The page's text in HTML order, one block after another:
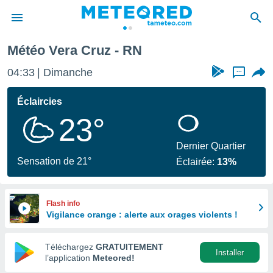
de
Météo Vera Cruz - RN
04:33 Dimanche ...
Éclaircies
23°
Sensation de 21°
Dernier Quartier
Éclairée: 13%
Flash info
Vigilance orange : alerte aux orages violents !
Téléchargez GRATUITEMENT
l’application Meteored!
Installer